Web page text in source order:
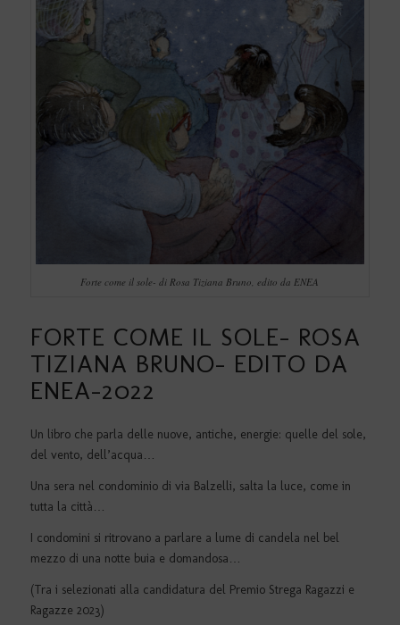
Forte come il sole- di Rosa Tiziana Bruno, edito da ENEA
FORTE COME IL SOLE- ROSA
TIZIANA BRUNO- EDITO DA
ENEA-2022
Un libro che parla delle nuove, antiche, energie: quelle del sole,
del vento, dell’acqua…
Una sera nel condominio di via Balzelli, salta la luce, come in
tutta la città…
I condomini si ritrovano a parlare a lume di candela nel bel
mezzo di una notte buia e domandosa…
(Tra i selezionati alla candidatura del Premio Strega Ragazzi e
Ragazze 2023)